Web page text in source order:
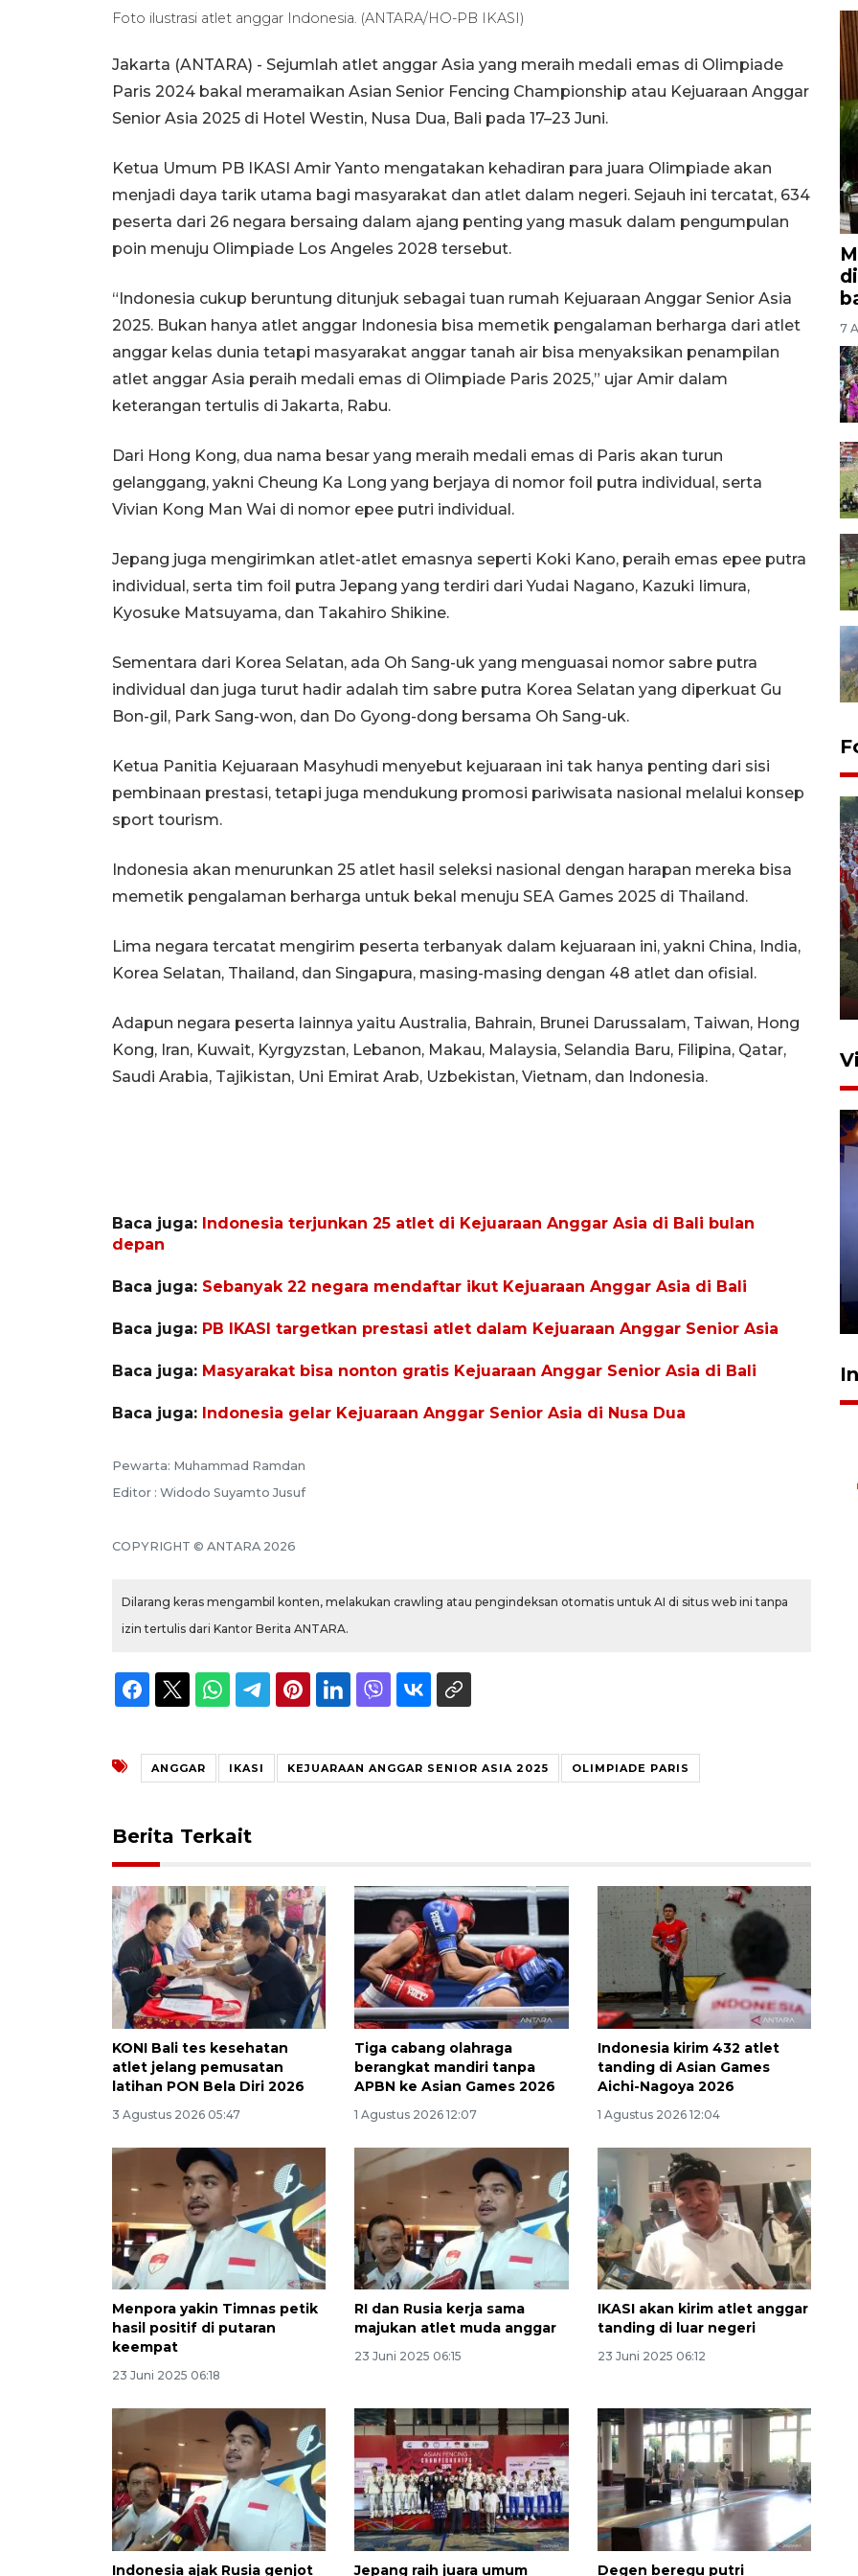
Foto ilustrasi atlet anggar Indonesia. (ANTARA/HO-PB IKASI)
Jakarta (ANTARA) - Sejumlah atlet anggar Asia yang meraih medali emas di Olimpiade
Paris 2024 bakal meramaikan Asian Senior Fencing Championship atau Kejuaraan Anggar
Senior Asia 2025 di Hotel Westin, Nusa Dua, Bali pada 17–23 Juni.
Ketua Umum PB IKASI Amir Yanto mengatakan kehadiran para juara Olimpiade akan
menjadi daya tarik utama bagi masyarakat dan atlet dalam negeri. Sejauh ini tercatat, 634
peserta dari 26 negara bersaing dalam ajang penting yang masuk dalam pengumpulan
poin menuju Olimpiade Los Angeles 2028 tersebut.
“Indonesia cukup beruntung ditunjuk sebagai tuan rumah Kejuaraan Anggar Senior Asia
2025. Bukan hanya atlet anggar Indonesia bisa memetik pengalaman berharga dari atlet
anggar kelas dunia tetapi masyarakat anggar tanah air bisa menyaksikan penampilan
atlet anggar Asia peraih medali emas di Olimpiade Paris 2025,” ujar Amir dalam
keterangan tertulis di Jakarta, Rabu.
Dari Hong Kong, dua nama besar yang meraih medali emas di Paris akan turun
gelanggang, yakni Cheung Ka Long yang berjaya di nomor foil putra individual, serta
Vivian Kong Man Wai di nomor epee putri individual.
Jepang juga mengirimkan atlet-atlet emasnya seperti Koki Kano, peraih emas epee putra
individual, serta tim foil putra Jepang yang terdiri dari Yudai Nagano, Kazuki Iimura,
Kyosuke Matsuyama, dan Takahiro Shikine.
Sementara dari Korea Selatan, ada Oh Sang-uk yang menguasai nomor sabre putra
individual dan juga turut hadir adalah tim sabre putra Korea Selatan yang diperkuat Gu
Bon-gil, Park Sang-won, dan Do Gyong-dong bersama Oh Sang-uk.
Ketua Panitia Kejuaraan Masyhudi menyebut kejuaraan ini tak hanya penting dari sisi
pembinaan prestasi, tetapi juga mendukung promosi pariwisata nasional melalui konsep
sport tourism.
Indonesia akan menurunkan 25 atlet hasil seleksi nasional dengan harapan mereka bisa
memetik pengalaman berharga untuk bekal menuju SEA Games 2025 di Thailand.
Lima negara tercatat mengirim peserta terbanyak dalam kejuaraan ini, yakni China, India,
Korea Selatan, Thailand, dan Singapura, masing-masing dengan 48 atlet dan ofisial.
Adapun negara peserta lainnya yaitu Australia, Bahrain, Brunei Darussalam, Taiwan, Hong
Kong, Iran, Kuwait, Kyrgyzstan, Lebanon, Makau, Malaysia, Selandia Baru, Filipina, Qatar,
Saudi Arabia, Tajikistan, Uni Emirat Arab, Uzbekistan, Vietnam, dan Indonesia.
Baca juga: Indonesia terjunkan 25 atlet di Kejuaraan Anggar Asia di Bali bulan
depan
Baca juga: Sebanyak 22 negara mendaftar ikut Kejuaraan Anggar Asia di Bali
Baca juga: PB IKASI targetkan prestasi atlet dalam Kejuaraan Anggar Senior Asia
Baca juga: Masyarakat bisa nonton gratis Kejuaraan Anggar Senior Asia di Bali
Baca juga: Indonesia gelar Kejuaraan Anggar Senior Asia di Nusa Dua
Pewarta: Muhammad Ramdan
Editor : Widodo Suyamto Jusuf
COPYRIGHT © ANTARA 2026
Dilarang keras mengambil konten, melakukan crawling atau pengindeksan otomatis untuk AI di situs web ini tanpa
izin tertulis dari Kantor Berita ANTARA.
ANGGAR IKASI KEJUARAAN ANGGAR SENIOR ASIA 2025 OLIMPIADE PARIS
Berita Terkait
KONI Bali tes kesehatan
atlet jelang pemusatan
latihan PON Bela Diri 2026
3 Agustus 2026 05:47
Tiga cabang olahraga
berangkat mandiri tanpa
APBN ke Asian Games 2026
1 Agustus 2026 12:07
Indonesia kirim 432 atlet
tanding di Asian Games
Aichi-Nagoya 2026
1 Agustus 2026 12:04
Menpora yakin Timnas petik
hasil positif di putaran
keempat
23 Juni 2025 06:18
RI dan Rusia kerja sama
majukan atlet muda anggar
23 Juni 2025 06:15
IKASI akan kirim atlet anggar
tanding di luar negeri
23 Juni 2025 06:12
Indonesia ajak Rusia genjot Jepang raih juara umum Degen beregu putri
7
penutupan Piala Presiden
2026
Bali
SPHP jaga harga beras
2026-08-08 06:00:00